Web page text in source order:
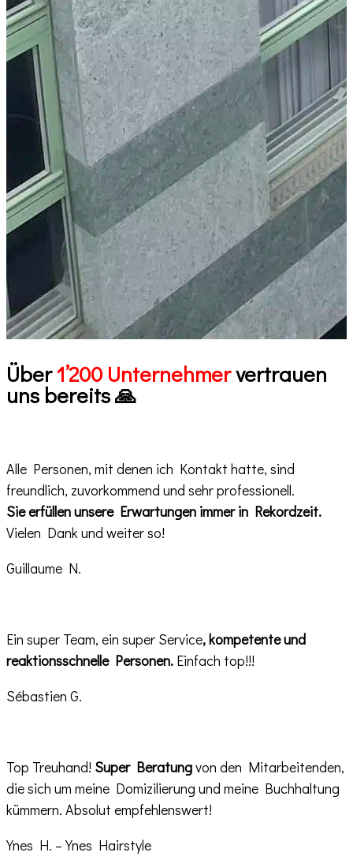
Über1’200 Unternehmervertrauen
uns bereits 🙏
Alle Personen, mit denen ich Kontakt hatte, sind
freundlich, zuvorkommend und sehr professionell.
Sie erfüllen unsere Erwartungen immer in Rekordzeit.
Vielen Dank und weiter so!
Guillaume N.
Ein super Team, ein super Service, kompetente und
reaktionsschnelle Personen. Einfach top!!!
Sébastien G.
Top Treuhand! Super Beratungvon den Mitarbeitenden,
die sich um meine Domizilierung und meine Buchhaltung
kümmern. Absolut empfehlenswert!
Ynes H. – Ynes Hairstyle